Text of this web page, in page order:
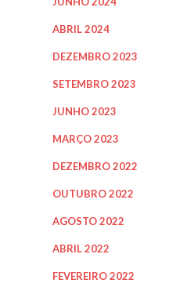
ABRIL 2024
DEZEMBRO 2023
SETEMBRO 2023
JUNHO 2023
MARÇO 2023
DEZEMBRO 2022
OUTUBRO 2022
AGOSTO 2022
ABRIL 2022
FEVEREIRO 2022